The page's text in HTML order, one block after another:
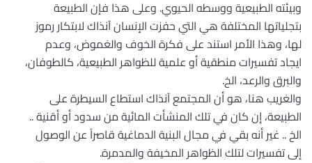
وبيئته الطبيعية ووسطه الحيوي. وعلى هذا فإن الطبيعة
بتجلياتها المختلفة هي التي حفزت الإنسان آنذاك لابتكار رموز
لها، وهذا الأمر استند على فكرة الخوف والغموض، وعدم
ايجاد تفسيرات منطقية أو علمية للظواهر الطبيعية، كالطوفان،
والبرق والرعد، الخ.
والغريب هنا، هو أن المجتمع آنذاك استطاع السيطرة على
الطبيعة، إن كان في تلك المنشأت المائية من سدود أو أقنية ..
الخ .. غير أنه بقي في مجال البنية الدماغية قاصراً عن الوصول
إلى تفسيرات لتلك الظواهر المخيفة والمدمرة.